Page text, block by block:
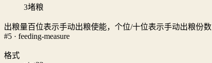
3堵粮
出粮量百位表示手动出粮使能，个位/十位表示手动出粮份数
#5 · feeding-measure
格式